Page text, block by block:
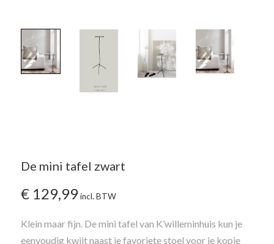
De mini tafel zwart
€ 129,99incl. BTW
Klein maar fijn. De mini tafel van K’willeminhuis kun je
eenvoudig kwijt naast je favoriete stoel voor je kopje